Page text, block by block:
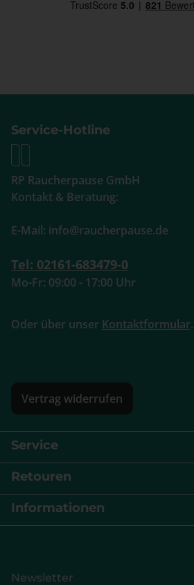
Service-Hotline
RP Raucherpause GmbH
Kontakt & Beratung:
E-Mail: info@raucherpause.de
Tel: 02161-683479-0
Mo-Fr: 09:00 - 17:00 Uhr
Oder über unser Kontaktformular.
Vertrag widerrufen
Service
Retouren
Informationen
Newsletter